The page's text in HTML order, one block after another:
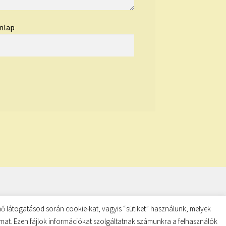
látogatásod során cookie-kat, vagyis “sütiket” használunk, melyek
Ezen fájlok információkat szolgáltatnak számunkra a felhasználók